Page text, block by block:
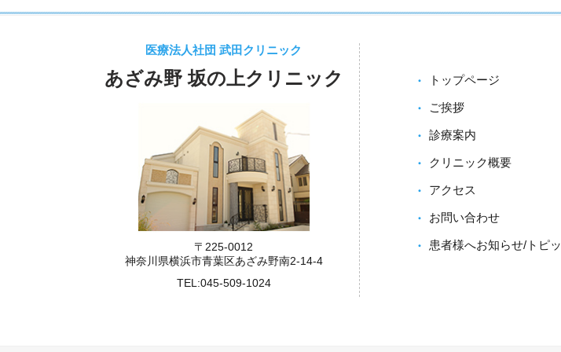
トップページ
ご挨拶
診療案内
クリニック概要
アクセス
お問い合わせ
患者様へお知らせ/トピ
医療法人社団 武田クリニック
あざみ野 坂の上クリニック
〒225-0012
神奈川県横浜市青葉区あざみ野南2-14-4
TEL:045-509-1024